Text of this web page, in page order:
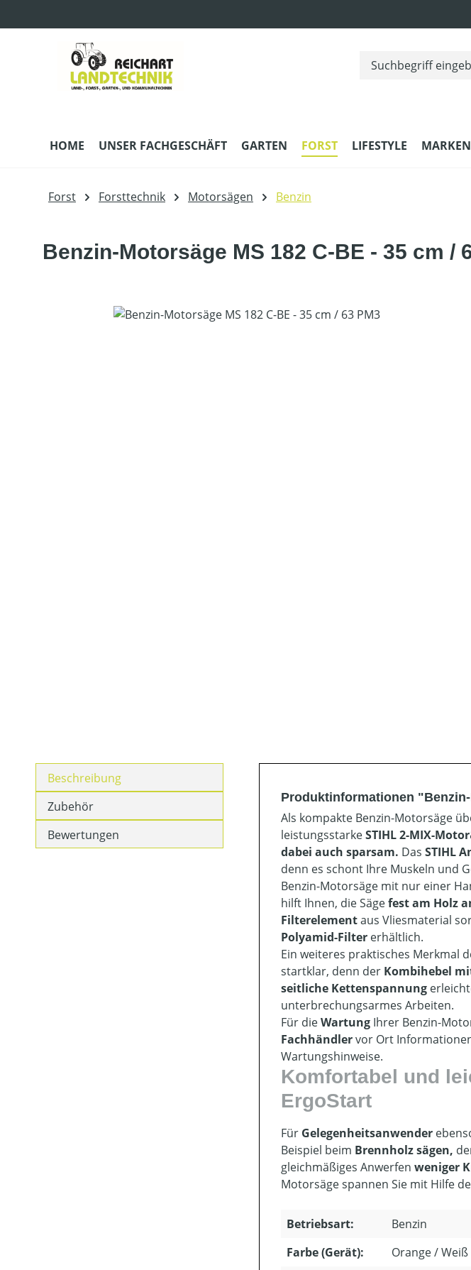
HOME UNSER FACHGESCHÄFT GARTEN FORST LIFESTYLE MARKEN
Forst Forsttechnik Motorsägen Benzin
Benzin-Motorsäge MS 182 C-BE - 35 cm /
Bildergalerie überspringen
Beschreibung
Zubehör
Bewertungen
Produktinformationen "Benzin-
Als kompakte Benzin-Motorsäge
leistungsstarkeSTIHL 2-MIX-Motor
dabei auch sparsam. Das STIHL
denn es schont Ihre Muskeln und
Benzin-Motorsäge mit nur einer
hilft Ihnen, die Sägefest am Holz
Filterelementaus Vliesmaterial
Polyamid-Filter erhältlich.
Ein weiteres praktisches Merkmal
startklar, denn der Kombihebel
seitliche Kettenspannung
unterbrechungsarmes Arbeiten.
Für dieWartung Ihrer Benzin-
Fachhändlervor Ort
Wartungshinweise.
Komfortabel und
ErgoStart
Für Gelegenheitsanwender
Beispiel beim Brennholz sägen,
gleichmäßiges Anwerfen weniger
Motorsäge spannen Sie mit Hilfe
Betriebsart:
Benzin
Farbe (Gerät):
Orange / Weiß